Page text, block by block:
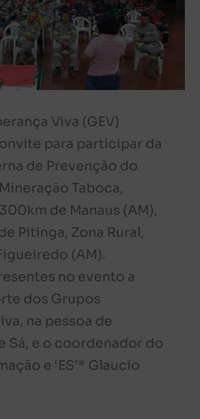
Viva (GEV)
para participar da
de Prevenção do
Taboca,
de Manaus (AM),
Pitinga, Zona Rural,
(AM).
no evento a
dos Grupos
na pessoa de
Sá, e o coordenador do
e ‘ES’* Glaucio